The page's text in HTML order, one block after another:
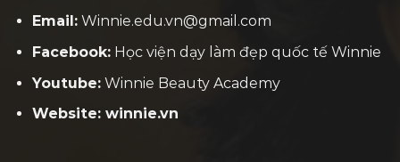
Email:Winnie.edu.vn@gmail.com
Facebook:Học viện dạy làm đẹp quốc tế Winnie
Youtube:Winnie Beauty Academy
Website: winnie.vn